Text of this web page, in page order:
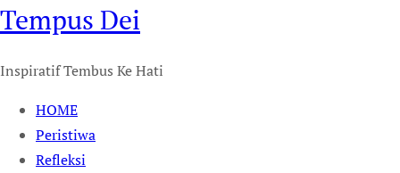
Tempus Dei
Inspiratif Tembus Ke Hati
HOME
Peristiwa
Refleksi